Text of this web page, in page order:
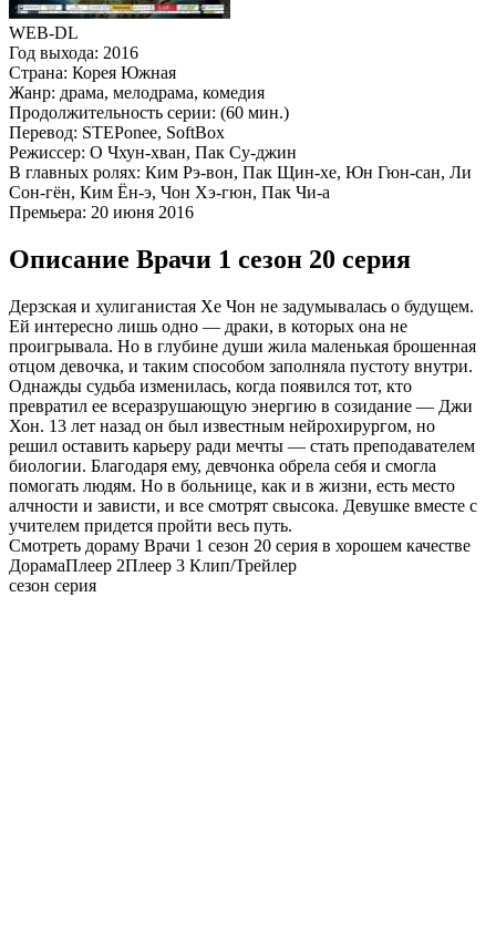
WEB-DL
Год выхода: 2016
Страна: Корея Южная
Жанр: драма, мелодрама, комедия
Продолжительность серии: (60 мин.)
Перевод: STEPonee, SoftBox
Режиссер: О Чхун-хван, Пак Су-джин
В главных ролях: Ким Рэ-вон, Пак Щин-хе, Юн Гюн-сан, Ли
Сон-гён, Ким Ён-э, Чон Хэ-гюн, Пак Чи-а
Премьера: 20 июня 2016
Описание Врачи 1 сезон 20 серия
Дерзская и хулиганистая Хе Чон не задумывалась о будущем.
Ей интересно лишь одно — драки, в которых она не
проигрывала. Но в глубине души жила маленькая брошенная
отцом девочка, и таким способом заполняла пустоту внутри.
Однажды судьба изменилась, когда появился тот, кто
превратил ее всеразрушающую энергию в созидание — Джи
Хон. 13 лет назад он был известным нейрохирургом, но
решил оставить карьеру ради мечты — стать преподавателем
биологии. Благодаря ему, девчонка обрела себя и смогла
помогать людям. Но в больнице, как и в жизни, есть место
алчности и зависти, и все смотрят свысока. Девушке вместе с
учителем придется пройти весь путь.
Смотреть дораму Врачи 1 сезон 20 серия в хорошем качестве
ДорамаПлеер 2Плеер 3 Клип/Трейлер
сезон серия